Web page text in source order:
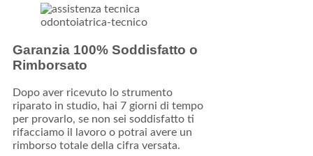
Garanzia 100% Soddisfatto o
Rimborsato
Dopo aver ricevuto lo strumento
riparato in studio, hai 7 giorni di tempo
per provarlo, se non sei soddisfatto ti
rifacciamo il lavoro o potrai avere un
rimborso totale della cifra versata.